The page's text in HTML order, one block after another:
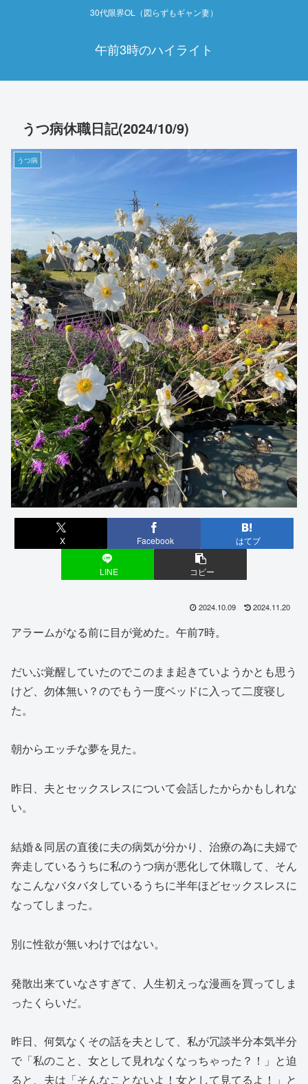
30代限界OL（図らずもギャン妻）
午前3時のハイライト
うつ病休職日記(2024/10/9)
うつ病
X Facebook はてブ
LINE コピー
2024.10.09 2024.11.20
アラームがなる前に目が覚めた。午前7時。
だいぶ覚醒していたのでこのまま起きていようかとも思う
けど、勿体無い？のでもう一度ベッドに入って二度寝し
た。
朝からエッチな夢を見た。
昨日、夫とセックスレスについて会話したからかもしれな
い。
結婚＆同居の直後に夫の病気が分かり、治療の為に夫婦で
奔走しているうちに私のうつ病が悪化して休職して、そん
なこんなバタバタしているうちに半年ほどセックスレスに
なってしまった。
別に性欲が無いわけではない。
発散出来ていなさすぎて、人生初えっな漫画を買ってしま
ったくらいだ。
昨日、何気なくその話を夫として、私が冗談半分本気半分
で「私のこと、女として見れなくなっちゃった？！」と迫
ると、夫は「そんなことないよ！女として見てるよ！」と